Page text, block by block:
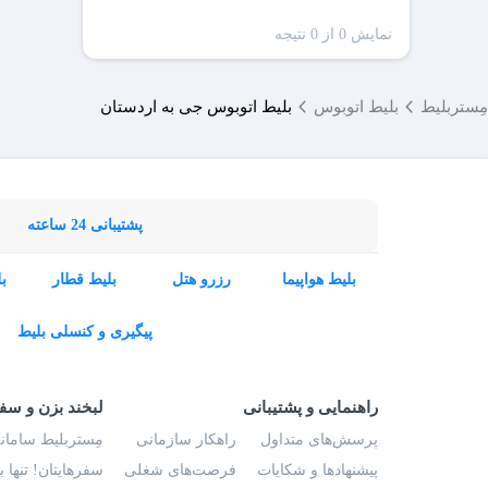
نمایش 0 از 0 نتیجه
مِستربلیط بلیط اتوبوس بلیط اتوبوس جی به اردستان
پشتیبانی 24 ساعته
بلیط هواپیما رزرو هتل بلیط قطار
پیگیری و کنسلی بلیط
راهنمایی و پشتیبانی
پرسش‌های متداول
پیشنهادها و شکایات
راهکار سازمانی
فرصت‌های شغلی
لبخند بزن و
مِستربلیط
سفرهایتان!